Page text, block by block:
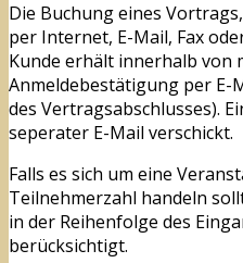
Die Buchung eines
per Internet, E-Mail, Fax
Kunde erhält innerhalb von
Anmeldebestätigung per
des Vertragsabschlusses).
seperater E-Mail verschickt.
Falls es sich um eine
Teilnehmerzahl handeln
in der Reihenfolge des
berücksichtigt.